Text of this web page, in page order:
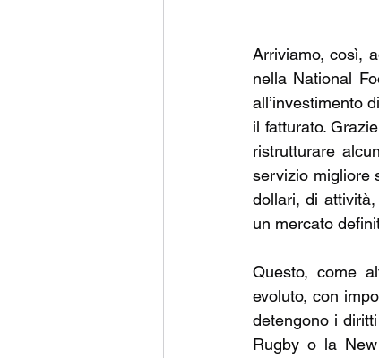
Arriviamo, così,
nella National
all’investimento
il fatturato.
ristrutturare
servizio migliore
dollari, di
un mercato
Questo, come
evoluto, con
detengono i
Rugby o la